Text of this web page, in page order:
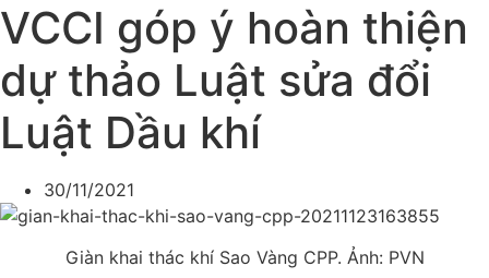
VCCI góp ý hoàn thiện
dự thảo Luật sửa đổi
Luật Dầu khí
30/11/2021
Giàn khai thác khí Sao Vàng CPP. Ảnh: PVN